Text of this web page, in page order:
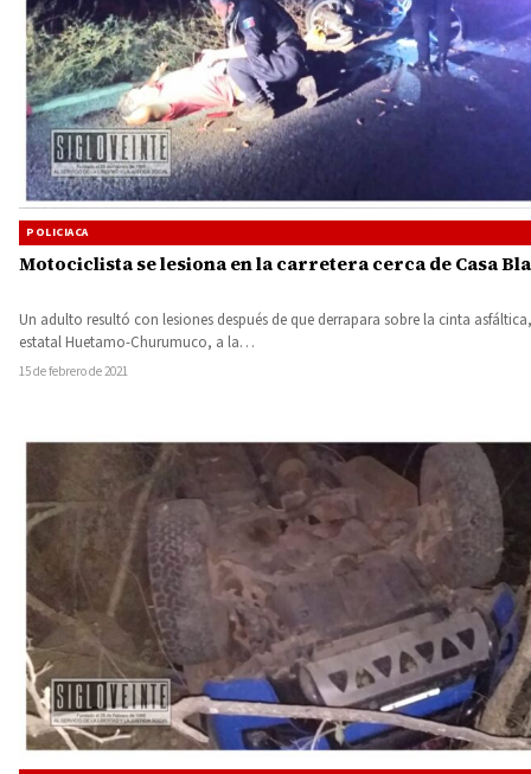
POLICIACA
Motociclista se lesiona en la carretera cerca de Casa
Un adulto resultó con lesiones después de que derrapara sobre la cinta
estatal Huetamo-Churumuco, a la…
15 de febrero de 2021